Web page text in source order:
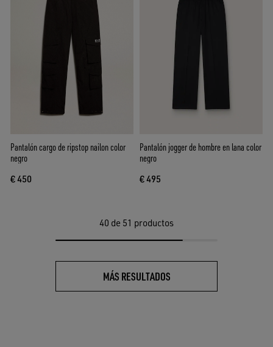
Pantalón cargo de ripstop nailon color
negro
€ 450
Pantalón jogger de hombre en lana color
negro
€ 495
40 de 51 productos
MÁS RESULTADOS